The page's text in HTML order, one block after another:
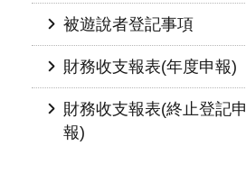
被遊說者登記事項
財務收支報表(年度申報)
財務收支報表(終止登記申
報)